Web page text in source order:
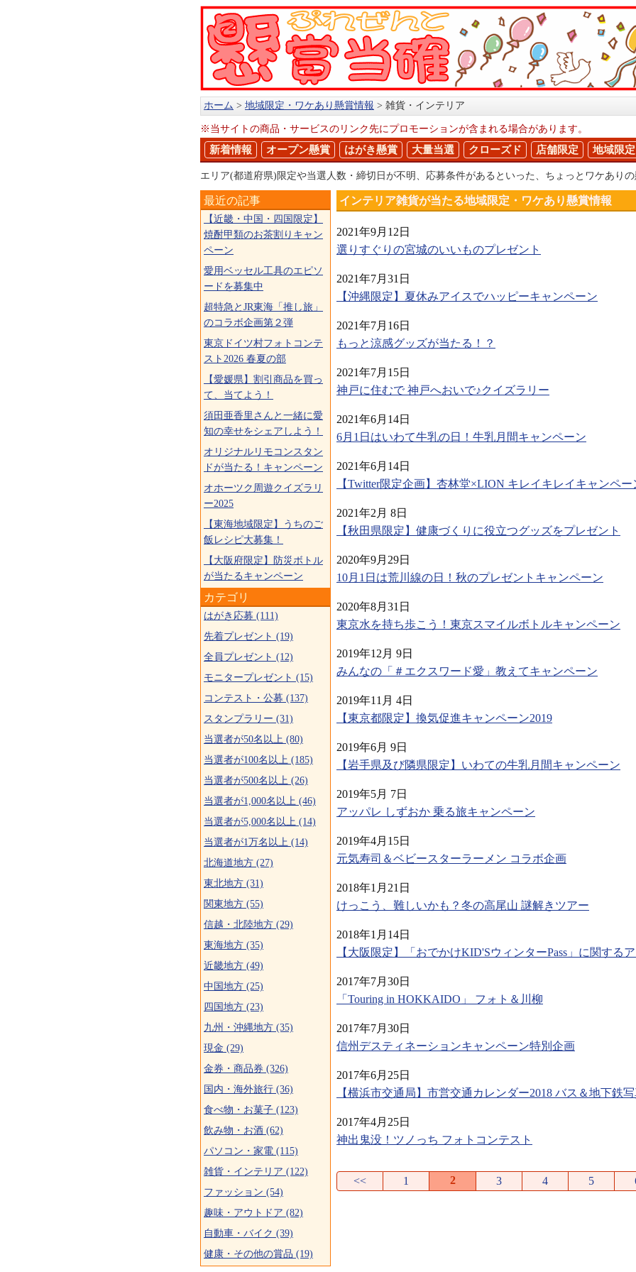
ホーム 地域限定・ワケあり懸賞情報 雑貨・インテリア
※当サイトの商品・サービスのリンク先にプロモーションが含まれる場合があります。
新着情報 オープン懸賞 はがき懸賞 大量当選 クローズド 店舗限定 地域限定
エリア(都道府県)限定や当選人数・締切日が不明、応募条件があるといった、ちょっとワケあり
インテリア雑貨が当たる地域限定・ワケあり懸賞情報
2021年9月12日
選りすぐりの宮城のいいものプレゼント
2021年7月31日
【沖縄限定】夏休みアイスでハッピーキャンペーン
2021年7月16日
もっと涼感グッズが当たる！？
2021年7月15日
神戸に住むで 神戸へおいで♪クイズラリー
2021年6月14日
6月1日はいわて牛乳の日！牛乳月間キャンペーン
2021年6月14日
【Twitter限定企画】杏林堂×LION キレイキレイキャンペー
2021年2月 8日
【秋田県限定】健康づくりに役立つグッズをプレゼント
2020年9月29日
10月1日は荒川線の日！秋のプレゼントキャンペーン
2020年8月31日
東京水を持ち歩こう！東京スマイルボトルキャンペーン
2019年12月 9日
みんなの「＃エクスワード愛」教えてキャンペーン
2019年11月 4日
【東京都限定】換気促進キャンペーン2019
2019年6月 9日
【岩手県及び隣県限定】いわての牛乳月間キャンペーン
2019年5月 7日
アッパレ しずおか 乗る旅キャンペーン
2019年4月15日
元気寿司＆ベビースターラーメン コラボ企画
2018年1月21日
けっこう、難しいかも？冬の高尾山 謎解きツアー
2018年1月14日
【大阪限定】「おでかけKID'SウィンターPass」に関する
2017年7月30日
「Touring in HOKKAIDO」 フォト＆川柳
2017年7月30日
信州デスティネーションキャンペーン特別企画
2017年6月25日
【横浜市交通局】市営交通カレンダー2018 バス＆地下鉄
2017年4月25日
神出鬼没！ツノっち フォトコンテスト
<< 1 2 3 4 5
最近の記事
【近畿・中国・四国限定】
焼酎甲類のお茶割りキャン
ペーン
愛用ベッセル工具のエピソ
ードを募集中
超特急とJR東海「推し旅」
のコラボ企画第２弾
東京ドイツ村フォトコンテ
スト2026 春夏の部
【愛媛県】割引商品を買っ
て、当てよう！
須田亜香里さんと一緒に愛
知の幸せをシェアしよう！
オリジナルリモコンスタン
ドが当たる！キャンペーン
オホーツク周遊クイズラリ
ー2025
【東海地域限定】うちのご
飯レシピ大募集！
【大阪府限定】防災ボトル
が当たるキャンペーン
カテゴリ
はがき応募 (111)
先着プレゼント (19)
全員プレゼント (12)
モニタープレゼント (15)
コンテスト・公募 (137)
スタンプラリー (31)
当選者が50名以上 (80)
当選者が100名以上 (185)
当選者が500名以上 (26)
当選者が1,000名以上 (46)
当選者が5,000名以上 (14)
当選者が1万名以上 (14)
北海道地方 (27)
東北地方 (31)
関東地方 (55)
信越・北陸地方 (29)
東海地方 (35)
近畿地方 (49)
中国地方 (25)
四国地方 (23)
九州・沖縄地方 (35)
現金 (29)
金券・商品券 (326)
国内・海外旅行 (36)
食べ物・お菓子 (123)
飲み物・お酒 (62)
パソコン・家電 (115)
雑貨・インテリア (122)
ファッション (54)
趣味・アウトドア (82)
自動車・バイク (39)
健康・その他の賞品 (19)